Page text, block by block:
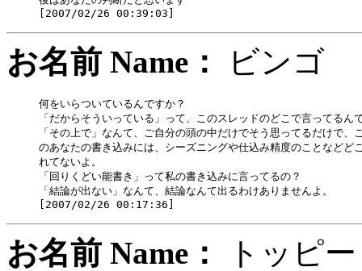
お名前 Name： ビン
何をいらついているんですか？
「だからそういっている」って、このスレッドのどこで言ってるん
「その上で」なんて、ご自分の頭の中だけでそう思ってるだけで、
のあなたの書き込みには、シーズニングや仕込み精度のことなどど
れてないよ。
「回りくどい能書き」って私の書き込みに言ってるの？
「結論が出ない」なんて、結論なんて出るわけありませんよ。
お名前 Name： トッ